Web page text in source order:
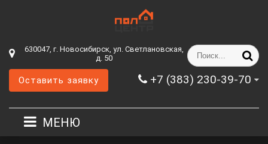
630047, г. Новосибирск, ул. Светлановская,
д. 50
+7 (383) 230-39-70
Оставить заявку
МЕНЮ